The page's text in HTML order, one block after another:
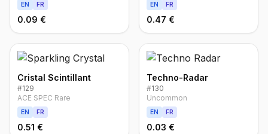
EN FR
0.09 €
EN FR
0.47 €
Cristal Scintillant
#129
ACE SPEC Rare
EN FR
0.51 €
Techno-Radar
#130
Uncommon
EN FR
0.03 €